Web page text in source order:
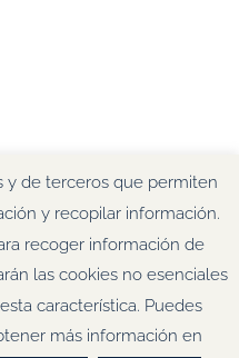
y de terceros que permiten
y recopilar información.
recoger información de
las cookies no esenciales
característica. Puedes
más información en